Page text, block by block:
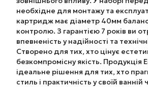
необхідне для монтажу та
картридж має діаметр 40мм
контролю. З гарантією 7 років ви
впевненість у надійності та
Створено для тих, хто цінує
безкомпромісну якість. Продукція
ідеальне рішення для тих, хто
стиль і практичність у своїй ванній